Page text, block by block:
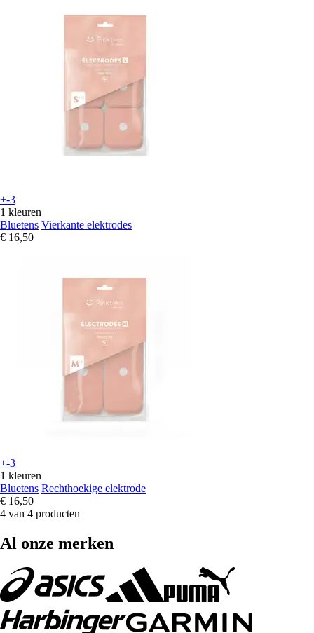
+-3
1 kleuren
Bluetens Vierkante elektrodes
€ 16,50
+-3
1 kleuren
Bluetens Rechthoekige elektrode
€ 16,50
4 van 4 producten
Al onze merken